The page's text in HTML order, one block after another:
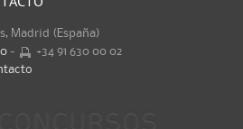
Madrid (España)
-
+34 91 630 00 02